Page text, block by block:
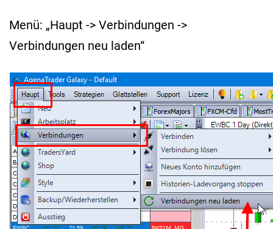
Menü: „Haupt -> Verbindungen ->
Verbindungen neu laden“